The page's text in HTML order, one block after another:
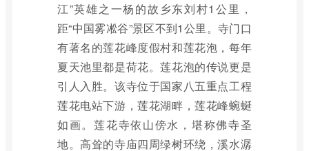
江”英雄之一杨的故乡东刘村1公里，
距“中国雾凇谷”景区不到1公里。寺门口
有著名的莲花峰度假村和莲花泡，每年
夏天池里都是荷花。莲花泡的传说更是
引人入胜。该寺位于国家八五重点工程
莲花电站下游，莲花湖畔，莲花峰蜿蜒
如画。莲花寺依山傍水，堪称佛寺圣
地。高耸的寺庙四周绿树环绕，溪水潺